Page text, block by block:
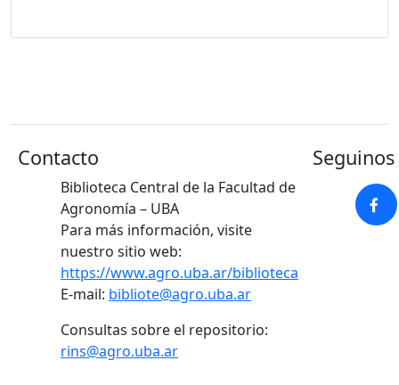
Contacto
Biblioteca Central de la Facultad de
Agronomía – UBA
Para más información, visite
nuestro sitio web:
https://www.agro.uba.ar/biblioteca
E-mail: bibliote@agro.uba.ar
Consultas sobre el repositorio:
rins@agro.uba.ar